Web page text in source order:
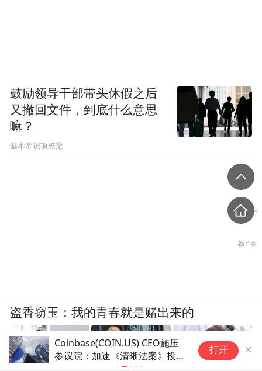
Coinbase(COIN.US) CEO施压
参议院：加速《清晰法案》投票
打开
鼓励领导干部带头休假之后
又撤回文件，到底什么意思
嘛？
基本常识项栋梁
盗香窃玉：我的青春就是赌出来的